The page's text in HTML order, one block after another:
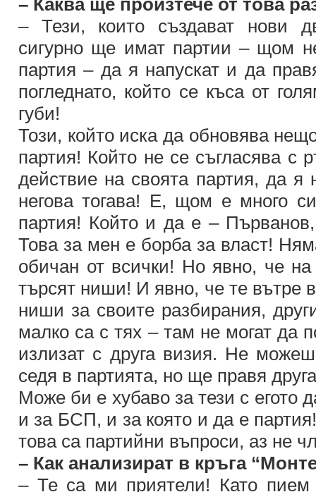
– Тези, които създават нови
сигурно ще имат партии – щом
партия – да я напускат и да
погледнато, който се къса от
губи!
Този, който иска да обновява
партия! Който не се съгласява с
действие на своята партия, да я
негова тогава! Е, щом е много
партия! Който и да е –
Това за мен е борба за власт!
обичан от всички! Но явно, че
търсят ниши! И явно, че те вътре
ниши за своите разбирания,
малко са с тях – там не могат да
излизат с друга визия. Не
седя в партията, но ще правя
Може би е хубаво за тези с егото
и за БСП, и за която и да е
това са партийни въпроси, аз не
– Как анализират в кръга
– Те са ми приятели! Като